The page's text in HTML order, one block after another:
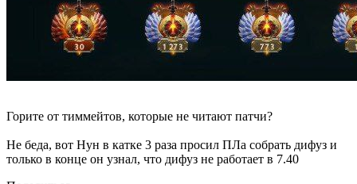
Горите от тиммейтов, которые не читают патчи?
Не беда, вот Нун в катке 3 раза просил ПЛа собрать дифуз и
только в конце он узнал, что дифуз не работает в 7.40